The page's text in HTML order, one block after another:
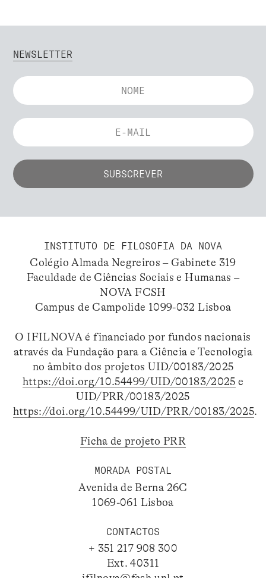
NEWSLETTER
INSTITUTO DE FILOSOFIA DA NOVA
Colégio Almada Negreiros – Gabinete 319
Faculdade de Ciências Sociais e Humanas –
NOVA FCSH
Campus de Campolide 1099-032 Lisboa
O IFILNOVA é financiado por fundos nacionais
através da Fundação para a Ciência e Tecnologia
no âmbito dos projetos UID/00183/2025
https://doi.org/10.54499/UID/00183/2025 e
UID/PRR/00183/2025
https://doi.org/10.54499/UID/PRR/00183/2025.
Ficha de projeto PRR
MORADA POSTAL
Avenida de Berna 26C
1069-061 Lisboa
CONTACTOS
+ 351 217 908 300
Ext. 40311